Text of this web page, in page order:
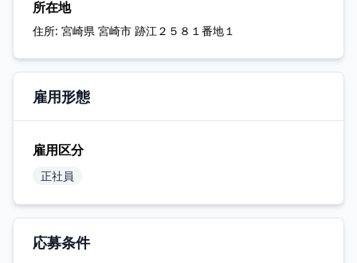
所在地
住所: 宮崎県 宮崎市 跡江２５８１番地１
雇用形態
雇用区分
正社員
応募条件